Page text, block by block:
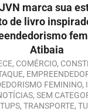
marca sua
de livro
Atibaia
, COMÉRCIO,
,
FEMININO,
, SEM
, TRANSPORTE,